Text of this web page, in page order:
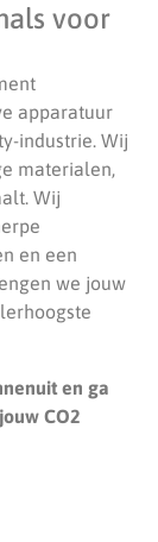
voor
apparatuur
industrie. Wij
materialen,
Wij
en een
we jouw
en ga
CO2